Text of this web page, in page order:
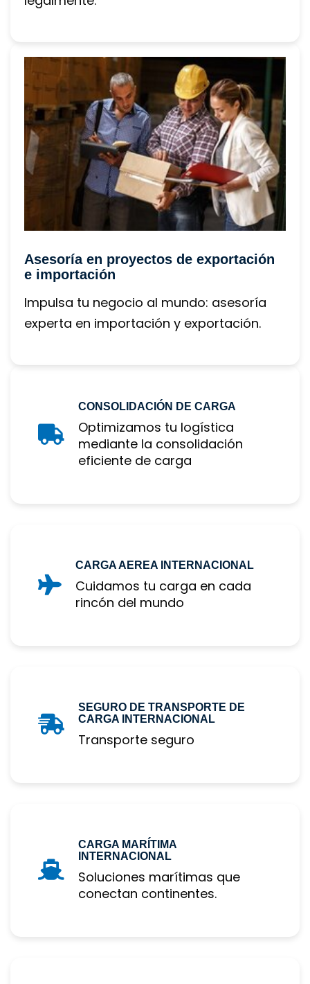
Asesoría en proyectos de exportación
e importación
Impulsa tu negocio al mundo: asesoría
experta en importación y exportación.
CONSOLIDACIÓN DE CARGA
Optimizamos tu logística
mediante la consolidación
eficiente de carga
CARGA AEREA INTERNACIONAL
Cuidamos tu carga en cada
rincón del mundo
SEGURO DE TRANSPORTE DE
CARGA INTERNACIONAL
Transporte seguro
CARGA MARÍTIMA
INTERNACIONAL
Soluciones marítimas que
conectan continentes.